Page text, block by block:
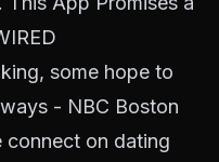
some hope to
- NBC Boston
connect on dating